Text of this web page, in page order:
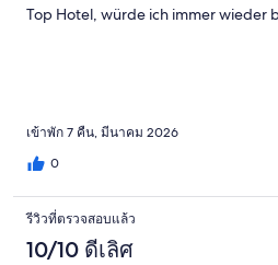
Top Hotel, würde ich immer wieder
เข้าพัก 7 คืน, มีนาคม 2026
0
รีวิวที่ตรวจสอบแล้ว
10/10 ดีเลิศ